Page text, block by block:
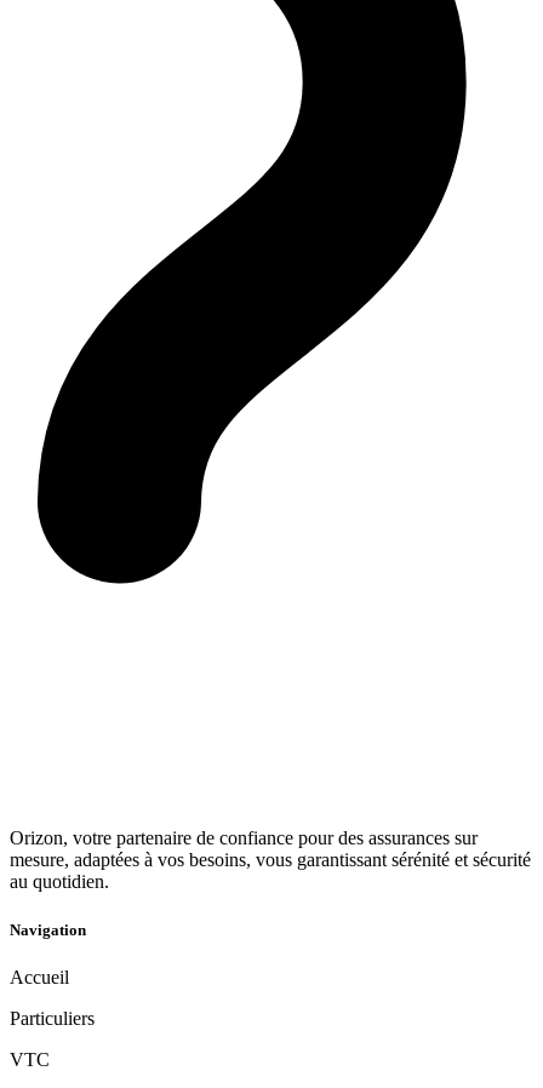
Orizon, votre partenaire de confiance pour des assurances sur
mesure, adaptées à vos besoins, vous garantissant sérénité et sécurité
au quotidien.
Navigation
Accueil
Particuliers
VTC